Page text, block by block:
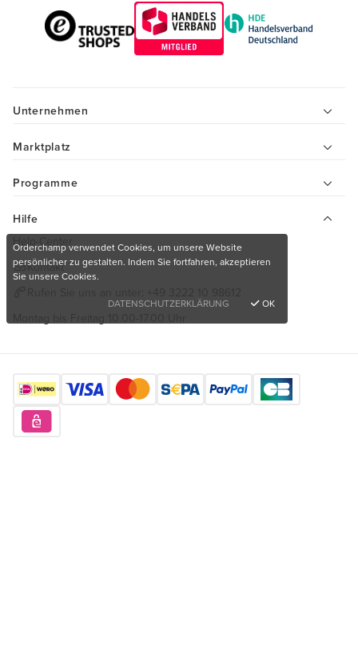
Unternehmen
Marktplatz
Programme
Hilfe
Help-Center
Kontakt
Orderchamp verwendet Cookies, um unsere Website
persönlicher zu gestalten. Indem Sie fortfahren, akzeptieren
Sie unsere Cookies.
DATENSCHUTZERKLÄRUNG
OK